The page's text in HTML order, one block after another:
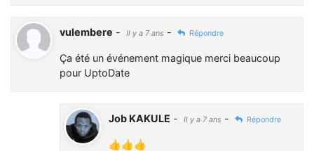
vulembere - Il y a 7 ans - Répondre
Ça été un événement magique merci beaucoup
pour UptoDate
Job KAKULE - Il y a 7 ans - Répondre
👍👍👍